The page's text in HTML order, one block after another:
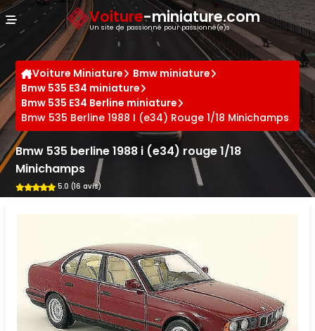
Voiture-miniature.com
Un site de passionné pour passionné(e)s
Voiture Miniature
Bmw miniature
Bmw 535 E34 miniature
Bmw 535 E34 Berline miniature
Bmw 535 Berline 1988 I (e34) Rouge 1/18 Minichamps
Bmw 535 berline 1988 i (e34) rouge 1/18
Minichamps
5.0 (16 avis)
Panneau de gestion des cookies